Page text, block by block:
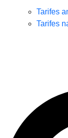
Tarifes
Tarifes